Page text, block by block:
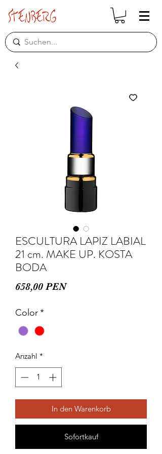
ESCULTURA LAPIZ LABIAL
21 cm. MAKE UP. KOSTA
BODA
658,00 PENPreis
Color*
Anzahl *
In den Warenkorb
Sofortkauf